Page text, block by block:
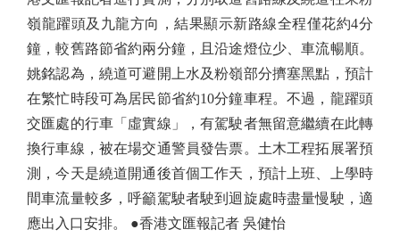
嶺龍躍頭及九龍方向，結果顯示新路線全程僅花約4分
鐘，較舊路節省約兩分鐘，且沿途燈位少、車流暢順。
姚銘認為，繞道可避開上水及粉嶺部分擠塞黑點，預計
在繁忙時段可為居民節省約10分鐘車程。不過，龍躍頭
交匯處的行車「虛實線」，有駕駛者無留意繼續在此轉
換行車線，被在場交通警員發告票。土木工程拓展署預
測，今天是繞道開通後首個工作天，預計上班、上學時
間車流量較多，呼籲駕駛者駛到迴旋處時盡量慢駛，適
應出入口安排。 ●香港文匯報記者 吳健怡